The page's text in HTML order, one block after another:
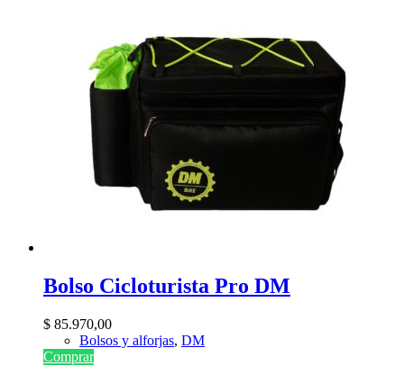
Bolso Cicloturista Pro DM
$ 85.970,00
Bolsos y alforjas, DM
Comprar